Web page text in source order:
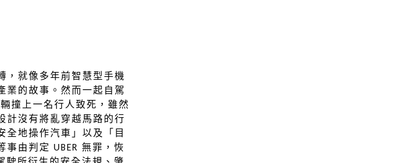
，就像多年前智慧型手機
業的故事。然而一起自駕
撞上一名行人致死，雖然
計沒有將亂穿越馬路的行
全地操作汽車」以及「目
由判定 UBER 無罪，恢